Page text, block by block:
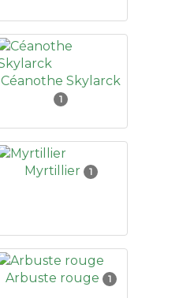
Céanothe Skylarck
1
Myrtillier 1
Arbuste rouge 1